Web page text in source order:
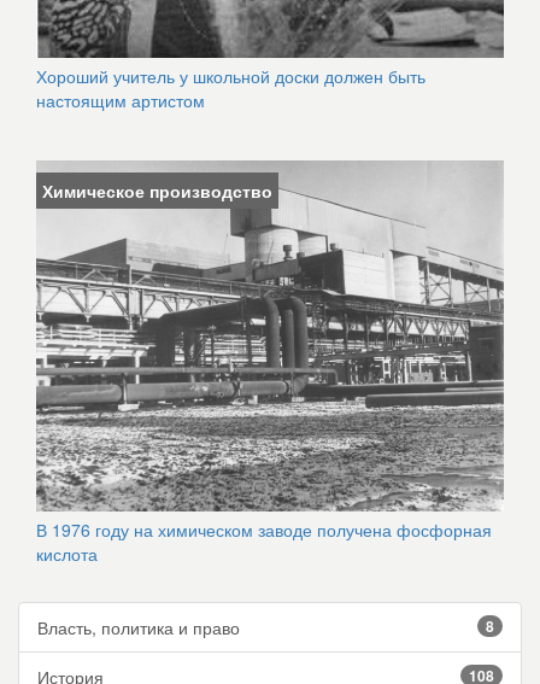
Хороший учитель у школьной доски должен быть
настоящим артистом
Химическое производство
В 1976 году на химическом заводе получена фосфорная
кислота
Власть, политика и право 8
История 108